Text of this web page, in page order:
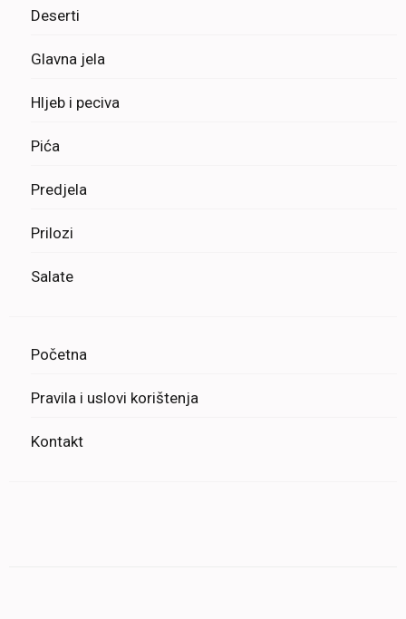
Deserti
Glavna jela
Hljeb i peciva
Pića
Predjela
Prilozi
Salate
Početna
Pravila i uslovi korištenja
Kontakt